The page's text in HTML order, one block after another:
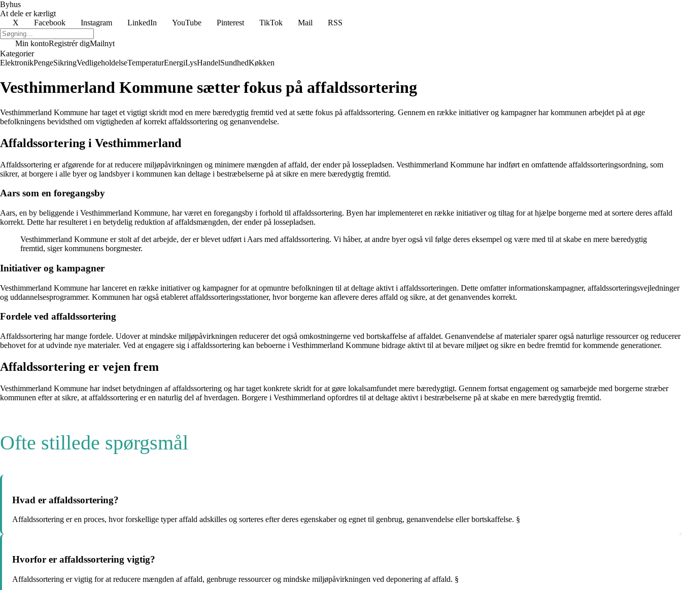
Byhus
At dele er kærligt
X
Facebook Instagram LinkedIn YouTube Pinterest TikTok Mail RSS
Min kontoRegistrér digMailnyt
Kategorier
ElektronikPengeSikringVedligeholdelseTemperaturEnergiLysHandelSundhedKøkken
Vesthimmerland Kommune sætter fokus på affaldssortering
Vesthimmerland Kommune har taget et vigtigt skridt mod en mere bæredygtig fremtid ved at sætte fokus på affaldssortering. Gennem en række initiativer og kampagner har kommunen arbejdet på at øge
befolkningens bevidsthed om vigtigheden af korrekt affaldssortering og genanvendelse.
Affaldssortering i Vesthimmerland
Affaldssortering er afgørende for at reducere miljøpåvirkningen og minimere mængden af affald, der ender på lossepladsen. Vesthimmerland Kommune har indført en omfattende affaldssorteringsordning, som
sikrer, at borgere i alle byer og landsbyer i kommunen kan deltage i bestræbelserne på at sikre en mere bæredygtig fremtid.
Aars som en foregangsby
Aars, en by beliggende i Vesthimmerland Kommune, har været en foregangsby i forhold til affaldssortering. Byen har implementeret en række initiativer og tiltag for at hjælpe borgerne med at sortere deres affald
korrekt. Dette har resulteret i en betydelig reduktion af affaldsmængden, der ender på lossepladsen.
Vesthimmerland Kommune er stolt af det arbejde, der er blevet udført i Aars med affaldssortering. Vi håber, at andre byer også vil følge deres eksempel og være med til at skabe en mere bæredygtig
fremtid, siger kommunens borgmester.
Initiativer og kampagner
Vesthimmerland Kommune har lanceret en række initiativer og kampagner for at opmuntre befolkningen til at deltage aktivt i affaldssorteringen. Dette omfatter informationskampagner, affaldssorteringsvejledninger
og uddannelsesprogrammer. Kommunen har også etableret affaldssorteringsstationer, hvor borgerne kan aflevere deres affald og sikre, at det genanvendes korrekt.
Fordele ved affaldssortering
Affaldssortering har mange fordele. Udover at mindske miljøpåvirkningen reducerer det også omkostningerne ved bortskaffelse af affaldet. Genanvendelse af materialer sparer også naturlige ressourcer og reducerer
behovet for at udvinde nye materialer. Ved at engagere sig i affaldssortering kan beboerne i Vesthimmerland Kommune bidrage aktivt til at bevare miljøet og sikre en bedre fremtid for kommende generationer.
Affaldssortering er vejen frem
Vesthimmerland Kommune har indset betydningen af ​​affaldssortering og har taget konkrete skridt for at gøre lokalsamfundet mere bæredygtigt. Gennem fortsat engagement og samarbejde med borgerne stræber
kommunen efter at sikre, at affaldssortering er en naturlig del af hverdagen. Borgere i Vesthimmerland opfordres til at deltage aktivt i bestræbelserne på at skabe en mere bæredygtig fremtid.
Ofte stillede spørgsmål
Hvad er affaldssortering?
Affaldssortering er en proces, hvor forskellige typer affald adskilles og sorteres efter deres egenskaber og egnet til genbrug, genanvendelse eller bortskaffelse. §
Hvorfor er affaldssortering vigtig?
Affaldssortering er vigtig for at reducere mængden af affald, genbruge ressourcer og mindske miljøpåvirkningen ved deponering af affald. §